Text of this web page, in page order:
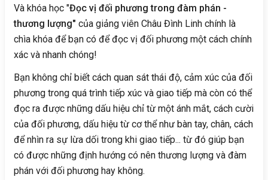
Và khóa học "Đọc vị đối phương trong đàm phán -
thương lượng" của giảng viên Châu Đình Linh chính là
chìa khóa để bạn có để đọc vị đối phương một cách chính
xác và nhanh chóng!
Bạn không chỉ biết cách quan sát thái độ, cảm xúc của đối
phương trong quá trình tiếp xúc và giao tiếp mà còn có thể
đọc ra được những dấu hiệu chỉ từ một ánh mắt, cách cười
của đối phương, dấu hiệu từ cơ thể như bàn tay, chân, cách
để nhìn ra sự lừa dối trong khi giao tiếp... từ đó giúp bạn
có được những định hướng có nên thương lượng và đàm
phán với đối phương hay không.